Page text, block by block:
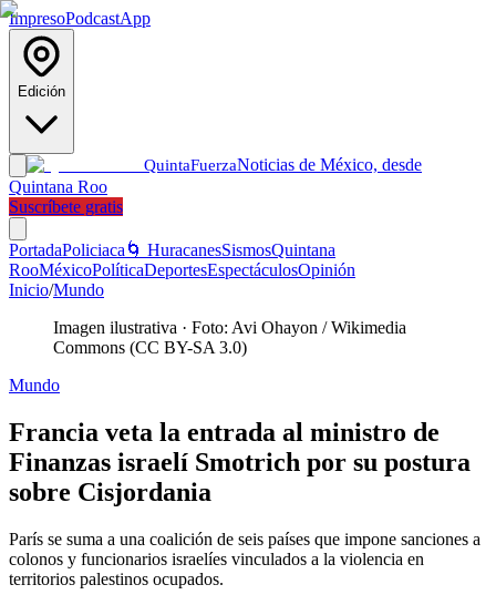
ImpresoPodcastApp
Edición
QuintaFuerzaNoticias de México, desde
Quintana Roo
Suscríbete gratis
PortadaPoliciaca 🌀 HuracanesSismosQuintana
RooMéxicoPolíticaDeportesEspectáculosOpinión
Inicio/Mundo
Imagen ilustrativa · Foto: Avi Ohayon / Wikimedia
Commons (CC BY-SA 3.0)
Mundo
Francia veta la entrada al ministro de
Finanzas israelí Smotrich por su postura
sobre Cisjordania
París se suma a una coalición de seis países que impone sanciones a
colonos y funcionarios israelíes vinculados a la violencia en
territorios palestinos ocupados.